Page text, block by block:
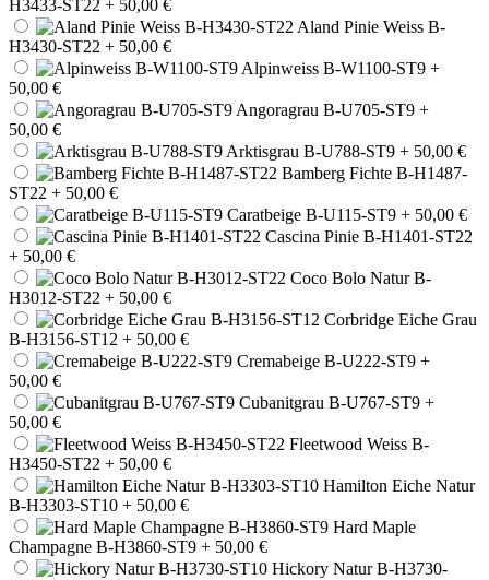
H3433-ST22 + 50,00 €
Aland Pinie Weiss B-
H3430-ST22 + 50,00 €
Alpinweiss B-W1100-ST9 +
50,00 €
Angoragrau B-U705-ST9 +
50,00 €
Arktisgrau B-U788-ST9 + 50,00 €
Bamberg Fichte B-H1487-
ST22 + 50,00 €
Caratbeige B-U115-ST9 + 50,00 €
Cascina Pinie B-H1401-ST22
+ 50,00 €
Coco Bolo Natur B-
H3012-ST22 + 50,00 €
Corbridge Eiche Grau
B-H3156-ST12 + 50,00 €
Cremabeige B-U222-ST9 +
50,00 €
Cubanitgrau B-U767-ST9 +
50,00 €
Fleetwood Weiss B-
H3450-ST22 + 50,00 €
Hamilton Eiche Natur
B-H3303-ST10 + 50,00 €
Hard Maple
Champagne B-H3860-ST9 + 50,00 €
Hickory Natur B-H3730-